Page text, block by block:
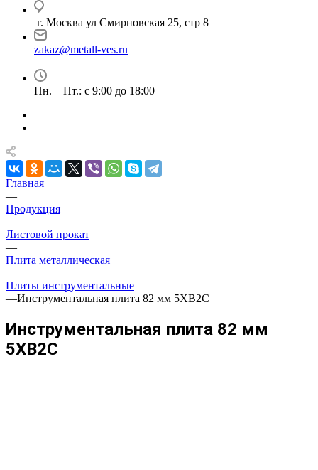
г. Москва ул Смирновская 25, стр 8
zakaz@metall-ves.ru
Пн. – Пт.: с 9:00 до 18:00
Главная
—
Продукция
—
Листовой прокат
—
Плита металлическая
—
Плиты инструментальные
—Инструментальная плита 82 мм 5ХВ2С
Инструментальная плита 82 мм
5ХВ2С